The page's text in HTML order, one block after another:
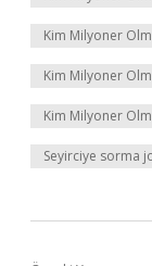
Kim Milyoner
Kim Milyoner
Kim Milyoner
Seyirciye sorma